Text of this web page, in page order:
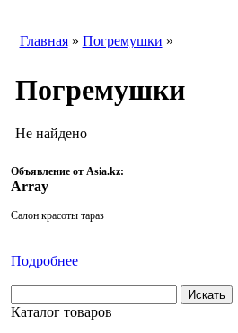
Главная» Погремушки »
Погремушки
Не найдено
Объявление от Asia.kz:
Array
Салон красоты тараз
Подробнее
Каталог товаров